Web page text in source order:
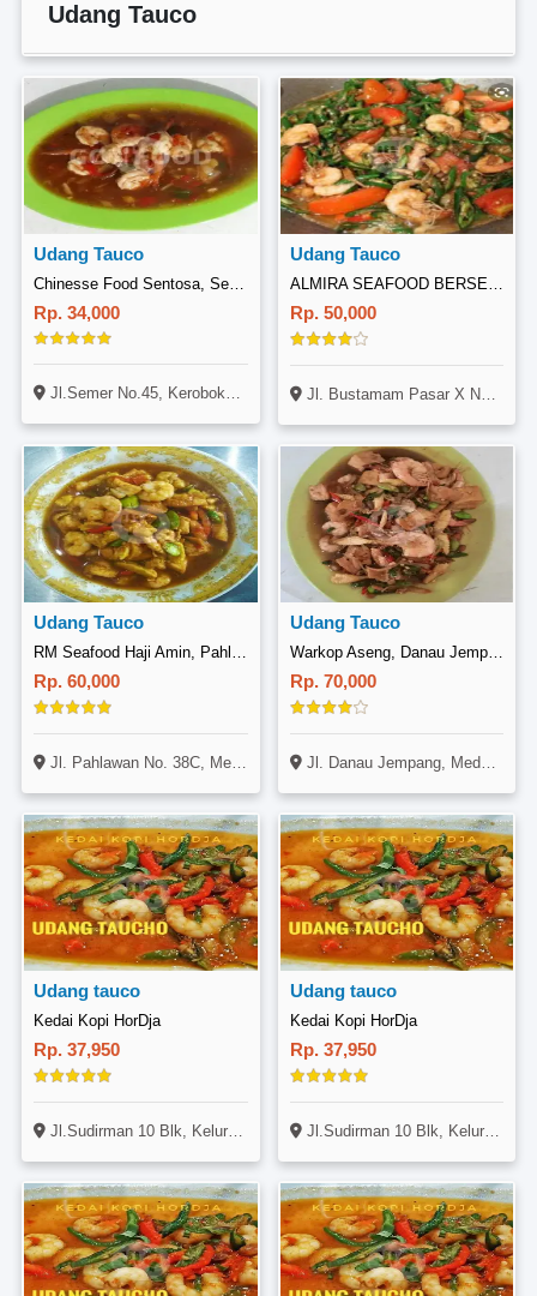
Udang Tauco
Udang Tauco
Chinesse Food Sentosa, Semer
Rp. 34,000
Jl.Semer No.45, Kerobokan, Bali
Udang Tauco
ALMIRA SEAFOOD BERSERAK
Rp. 50,000
Jl. Bustamam Pasar X No. 93 Desa Bandar Khalipah
Udang Tauco
RM Seafood Haji Amin, Pahlawan
Rp. 60,000
Jl. Pahlawan No. 38C, Medan Perjuangan, Medan
Udang Tauco
Warkop Aseng, Danau Jempang
Rp. 70,000
Jl. Danau Jempang, Medan Barat, Medan
Udang tauco
Kedai Kopi HorDja
Rp. 37,950
Jl.Sudirman 10 Blk, Kelurahan Proklamasi, Kecamatan Siantar Martoba - Pematangsiantar
Udang tauco
Kedai Kopi HorDja
Rp. 37,950
Jl.Sudirman 10 Blk, Kelurahan Proklamasi, Kecamatan Siantar Martoba - Pematangsiantar